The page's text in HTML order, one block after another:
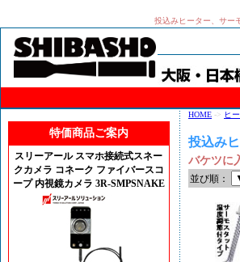
投込みヒーター、サー
特価商品ご案内
スリーアール スマホ接続式スネー
クカメラ コネーク ファイバースコ
ープ 内視鏡カメラ 3R-SMPSNAKE
HOME -> ヒ
投込み
バケツに
並び順：